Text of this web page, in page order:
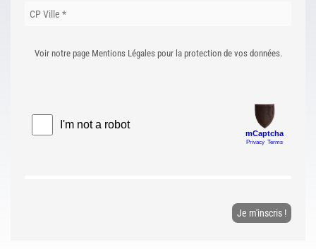
Voir notre page Mentions Légales pour la protection de vos données.